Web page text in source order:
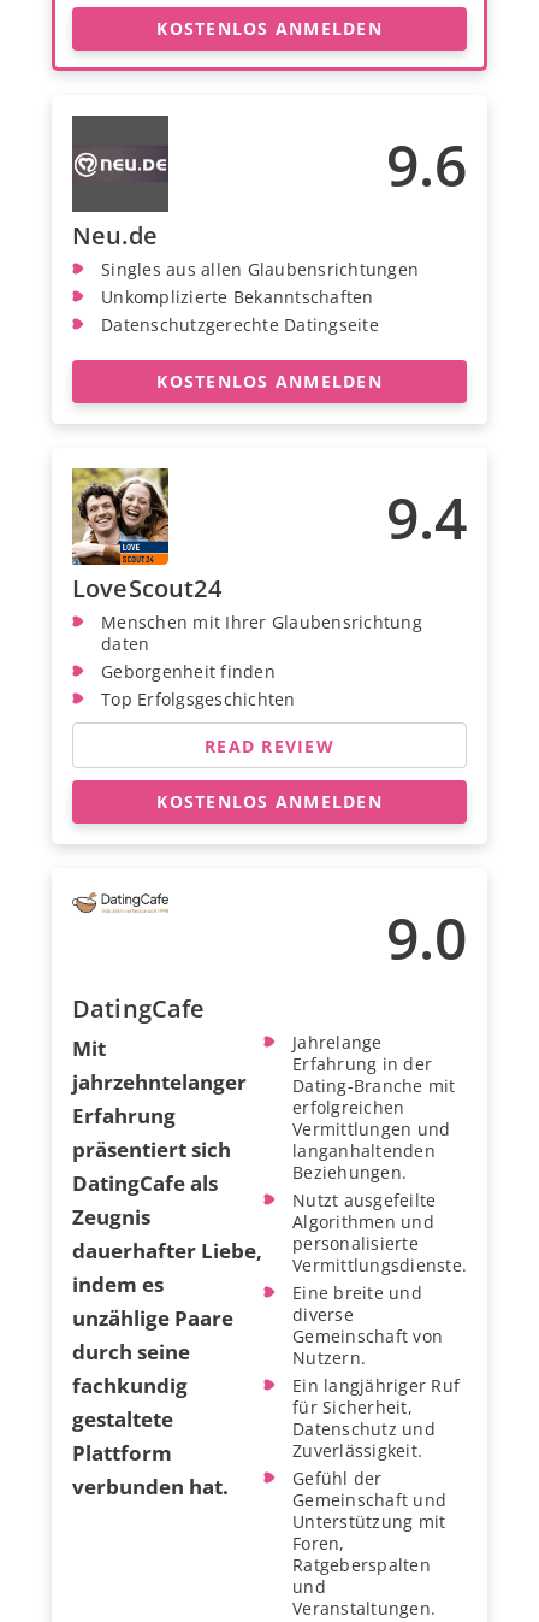
KOSTENLOS ANMELDEN
9.6
Neu.de
Singles aus allen Glaubensrichtungen
Unkomplizierte Bekanntschaften
Datenschutzgerechte Datingseite
KOSTENLOS ANMELDEN
9.4
LoveScout24
Menschen mit Ihrer Glaubensrichtung
daten
Geborgenheit finden
Top Erfolgsgeschichten
READ REVIEW
KOSTENLOS ANMELDEN
9.0
DatingCafe
Mit
jahrzehntelanger
Erfahrung
präsentiert sich
DatingCafe als
Zeugnis
dauerhafter Liebe,
indem es
unzählige Paare
durch seine
fachkundig
gestaltete
Plattform
verbunden hat.
Jahrelange
Erfahrung in der
Dating-Branche mit
erfolgreichen
Vermittlungen und
langanhaltenden
Beziehungen.
Nutzt ausgefeilte
Algorithmen und
personalisierte
Vermittlungsdienste.
Eine breite und
diverse
Gemeinschaft von
Nutzern.
Ein langjähriger Ruf
für Sicherheit,
Datenschutz und
Zuverlässigkeit.
Gefühl der
Gemeinschaft und
Unterstützung mit
Foren,
Ratgeberspalten
und
Veranstaltungen.